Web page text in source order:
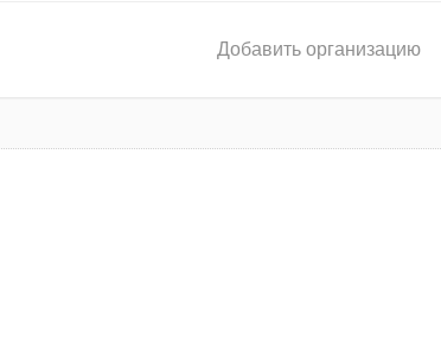
Добавить организацию